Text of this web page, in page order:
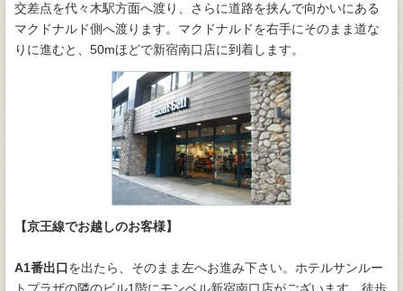
交差点を代々木駅方面へ渡り、さらに道路を挟んで向かいにある
マクドナルド側へ渡ります。マクドナルドを右手にそのまま道な
りに進むと、50mほどで新宿南口店に到着します。
【京王線でお越しのお客様】
A1番出口を出たら、そのまま左へお進み下さい。ホテルサンルー